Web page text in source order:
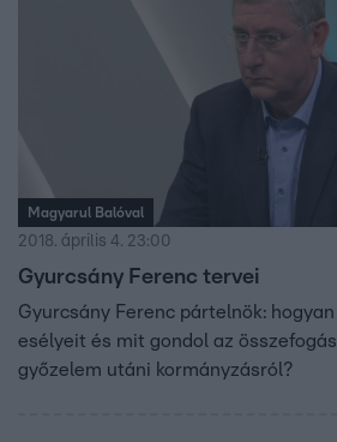
Magyarul Balóval
2018. április 4. 23:00
Gyurcsány Ferenc tervei
Gyurcsány Ferenc pártelnök:
esélyeit és mit gondol az
győzelem utáni kormányzásról?